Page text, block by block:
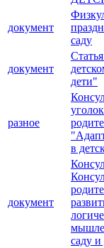
документ
саду
документ
дети"
разное
в
документ
саду и